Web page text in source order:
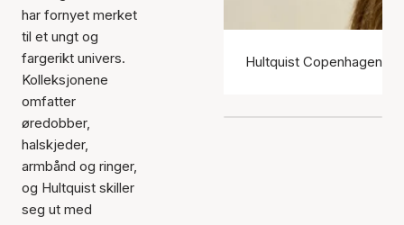
har fornyet merket
til et ungt og
fargerikt univers.
Kolleksjonene
omfatter
øredobber,
halskjeder,
armbånd og ringer,
og Hultquist skiller
seg ut med
Hultquist Copenhagen